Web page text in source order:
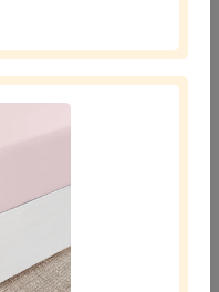
draps housse alliant
La Compagnie du
de maison haut de
options, vous
et à votre style
Ces retours peuvent
précieuse sur la
et sa facilité
reconnue vous